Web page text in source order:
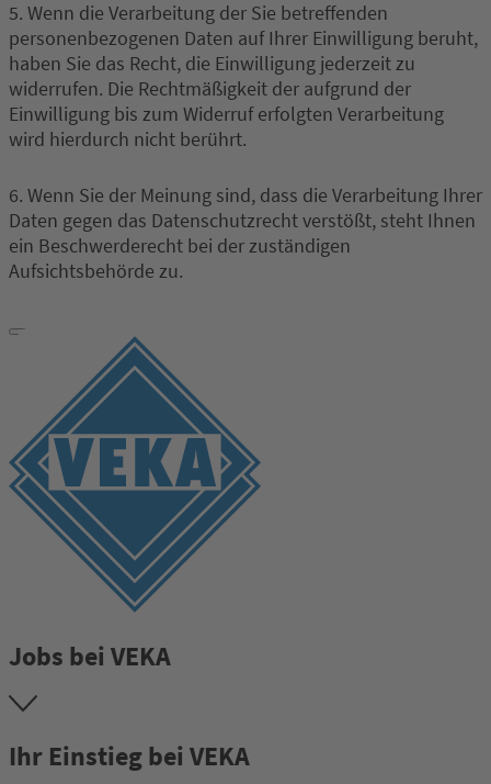
5. Wenn die Verarbeitung der Sie betreffenden
personenbezogenen Daten auf Ihrer Einwilligung beruht,
haben Sie das Recht, die Einwilligung jederzeit zu
widerrufen. Die Rechtmäßigkeit der aufgrund der
Einwilligung bis zum Widerruf erfolgten Verarbeitung
wird hierdurch nicht berührt.
6. Wenn Sie der Meinung sind, dass die Verarbeitung Ihrer
Daten gegen das Datenschutzrecht verstößt, steht Ihnen
ein Beschwerderecht bei der zuständigen
Aufsichtsbehörde zu.
Jobs bei VEKA
Ihr Einstieg bei VEKA